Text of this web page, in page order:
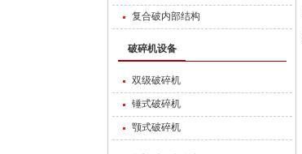
复合破内部结构
破碎机设备
双级破碎机
锤式破碎机
颚式破碎机